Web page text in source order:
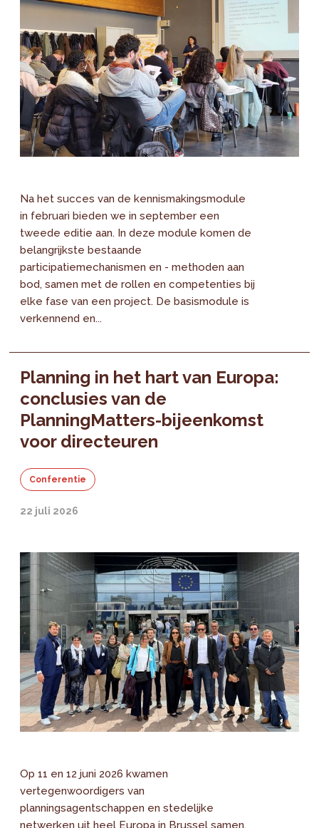
Na het succes van de kennismakingsmodule
in februari bieden we in september een
tweede editie aan. In deze module komen de
belangrijkste bestaande
participatiemechanismen en - methoden aan
bod, samen met de rollen en competenties bij
elke fase van een project. De basismodule is
verkennend en...
Planning in het hart van Europa:
conclusies van de
PlanningMatters-bijeenkomst
voor directeuren
Conferentie
22 juli 2026
Op 11 en 12 juni 2026 kwamen
vertegenwoordigers van
planningsagentschappen en stedelijke